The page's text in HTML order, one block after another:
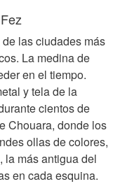
las ciudades más
La medina de
en el tiempo.
y tela de la
cientos de
Chouara, donde los
ollas de colores,
la más antigua del
en cada esquina.